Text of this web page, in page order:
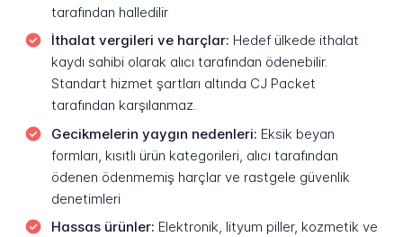
tarafından halledilir
İthalat vergileri ve harçlar: Hedef ülkede ithalat
kaydı sahibi olarak alıcı tarafından ödenebilir.
Standart hizmet şartları altında CJ Packet
tarafından karşılanmaz.
Gecikmelerin yaygın nedenleri: Eksik beyan
formları, kısıtlı ürün kategorileri, alıcı tarafından
ödenen ödenmemiş harçlar ve rastgele güvenlik
denetimleri
Hassas ürünler: Elektronik, lityum piller, kozmetik ve